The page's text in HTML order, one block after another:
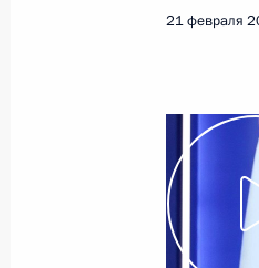
23
23 марта
21 февраля